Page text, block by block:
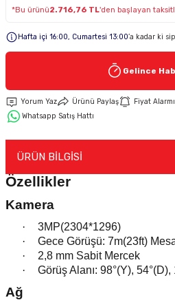
*Bu ürünü2.716,76 TL'den başlayan
Hafta içi 16:00, Cumartesi 13:00’a kadar ki
Gelince
Yorum Yaz Ürünü Paylaş Fiyat Alarmı
Whatsapp Satış Hattı
ÜRÜN BİLGİSİ
Özellikler
Kamera
·
3MP(2304*1296)
·
Gece Görüşü: 7m(23ft)
·
2,8 mm Sabit Mercek
·
Görüş Alanı: 98°(Y), 54°(D),
Ağ